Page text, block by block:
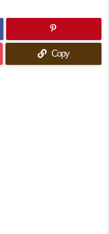
Copy